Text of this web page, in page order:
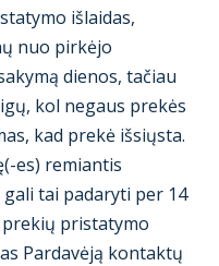
išlaidas,
nuo pirkėjo
dienos, tačiau
kol negaus prekės
kad prekė išsiųsta.
es) remiantis
tai padaryti per 14
pristatymo
Pardavėją kontaktų